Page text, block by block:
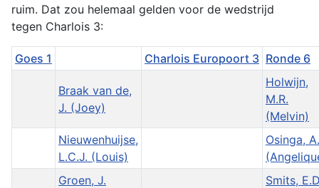
ruim. Dat zou helemaal gelden voor de wedstrijd
tegen Charlois 3:
Goes 1 Charlois Europoort 3 Ronde 6
Braak van de,
J. (Joey)
Holwijn,
M.R.
(Melvin)
Nieuwenhuijse,
L.C.J. (Louis)
Osinga, A.
Groen, J.
Smits,